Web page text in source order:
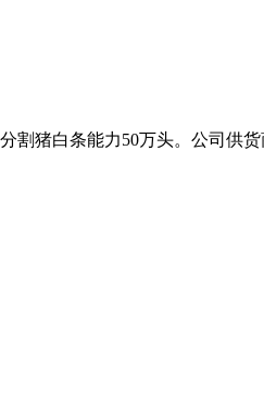
割猪白条能力50万头。公司供